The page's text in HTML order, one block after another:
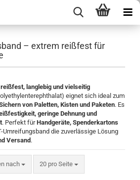
– extrem reißfest für
langlebig und vielseitig
eignet sich ideal zum
von Paletten, Kisten und Paketen. Es
geringe Dehnung und
. Perfekt fürHandgeräte, Spenderkartons
Umreifungsband die zuverlässige Lösung
Versand .
nach
nach 20 pro Seite
pro Seite